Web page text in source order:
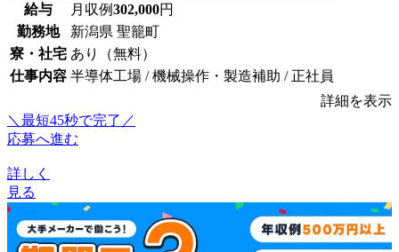
給与 月収例302,000円
勤務地
新潟県 聖籠町
寮・社宅 あり（無料）
仕事内容 半導体工場 / 機械操作・製造補助 / 正社員
詳細を表示
＼最短45秒で完了／
応募へ進む
詳しく
見る